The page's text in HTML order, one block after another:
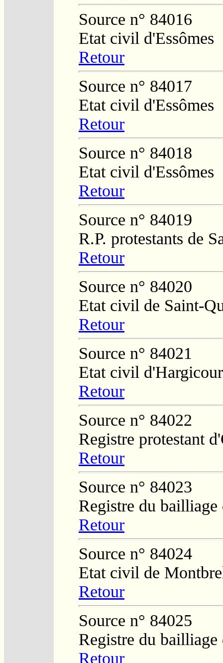
Source n° 84016
Etat civil d'Essômes
Retour
Source n° 84017
Etat civil d'Essômes
Retour
Source n° 84018
Etat civil d'Essômes
Retour
Source n° 84019
R.P. protestants de
Retour
Source n° 84020
Etat civil de Saint-
Retour
Source n° 84021
Etat civil
Retour
Source n° 84022
Registre protestant
Retour
Source n° 84023
Registre du
Retour
Source n° 84024
Etat civil de
Retour
Source n° 84025
Registre du
Retour